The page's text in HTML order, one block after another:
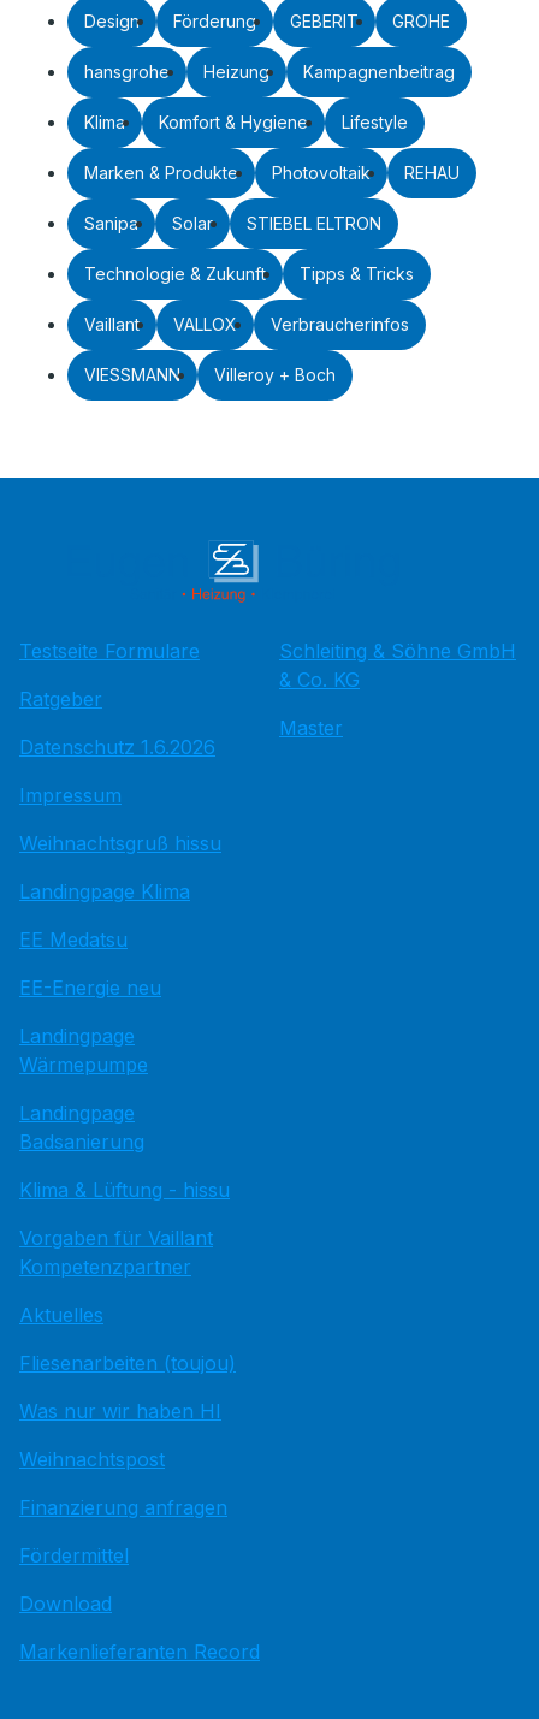
Design Förderung GEBERIT GROHE
hansgrohe Heizung Kampagnenbeitrag
Klima Komfort & Hygiene Lifestyle
Marken & Produkte Photovoltaik REHAU
Sanipa Solar STIEBEL ELTRON
Technologie & Zukunft Tipps & Tricks
Vaillant VALLOX Verbraucherinfos
VIESSMANN Villeroy + Boch
Testseite Formulare
Ratgeber
Datenschutz 1.6.2026
Impressum
Weihnachtsgruß hissu
Landingpage Klima
EE Medatsu
EE-Energie neu
Landingpage
Wärmepumpe
Landingpage
Badsanierung
Klima & Lüftung - hissu
Vorgaben für Vaillant
Kompetenzpartner
Aktuelles
Fliesenarbeiten (toujou)
Was nur wir haben HI
Weihnachtspost
Finanzierung anfragen
Fördermittel
Download
Markenlieferanten Record
Schleiting & Söhne GmbH
& Co. KG
Master